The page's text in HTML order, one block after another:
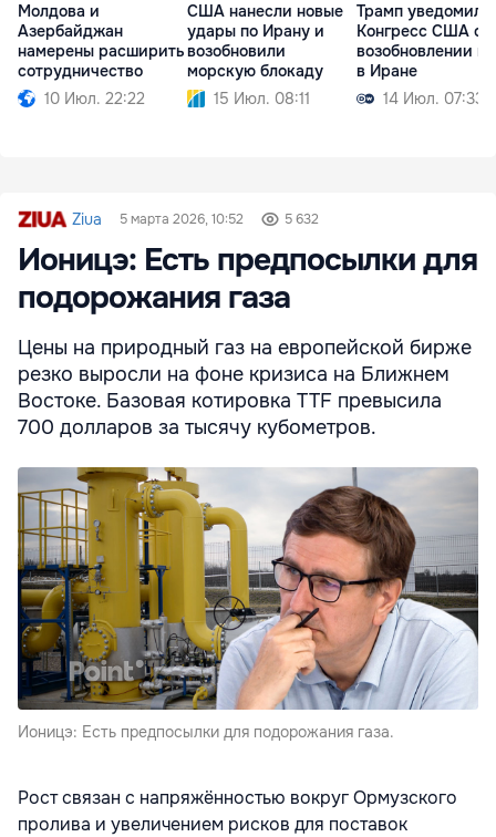
Молдова и
Азербайджан
намерены расширить
сотрудничество
10 Июл. 22:22
США нанесли новые
удары по Ирану и
возобновили
морскую блокаду
15 Июл. 08:11
Трамп уведомил
Конгресс США о
возобновлении
в Иране
14 Июл. 07:33
Ziua 5 марта 2026, 10:52 5 632
Ионицэ: Есть предпосылки для
подорожания газа
Цены на природный газ на европейской бирже
резко выросли на фоне кризиса на Ближнем
Востоке. Базовая котировка TTF превысила
700 долларов за тысячу кубометров.
Ионицэ: Есть предпосылки для подорожания газа.
Рост связан с напряжённостью вокруг Ормузского
пролива и увеличением рисков для поставок